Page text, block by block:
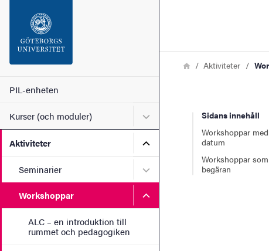
Sidfoten
Om webbplatsen
Huvudmeny
PIL-enheten
Kurser (och moduler) Undermeny för Kurser (och
Aktiviteter Undermeny för Aktiviteter
Seminarier Undermeny för Seminarier
Workshoppar Undermeny för Workshoppar
ALC – en introduktion till
rummet och pedagogiken
LänkstigHemAktiviteter
Sidans innehåll
Workshoppar
datum
Workshoppar
begäran